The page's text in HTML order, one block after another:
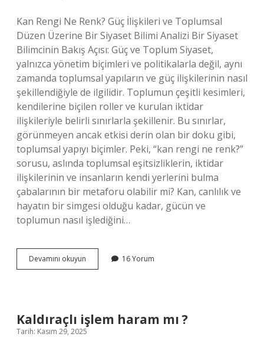
Kan Rengi Ne Renk? Güç İlişkileri ve Toplumsal
Düzen Üzerine Bir Siyaset Bilimi Analizi Bir Siyaset
Bilimcinin Bakış Açısı: Güç ve Toplum Siyaset,
yalnızca yönetim biçimleri ve politikalarla değil, aynı
zamanda toplumsal yapıların ve güç ilişkilerinin nasıl
şekillendiğiyle de ilgilidir. Toplumun çeşitli kesimleri,
kendilerine biçilen roller ve kurulan iktidar
ilişkileriyle belirli sınırlarla şekillenir. Bu sınırlar,
görünmeyen ancak etkisi derin olan bir doku gibi,
toplumsal yapıyı biçimler. Peki, “kan rengi ne renk?”
sorusu, aslında toplumsal eşitsizliklerin, iktidar
ilişkilerinin ve insanların kendi yerlerini bulma
çabalarının bir metaforu olabilir mi? Kan, canlılık ve
hayatın bir simgesi olduğu kadar, gücün ve
toplumun nasıl işlediğini…
Devamını okuyun
neden
16 Yorum
Kaldıraçlı işlem haram mı ?
Tarih: Kasım 29, 2025